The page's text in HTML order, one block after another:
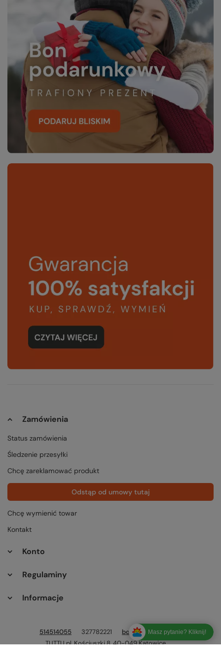
Zamówienia
Status zamówienia
Śledzenie przesyłki
Chcę zareklamować produkt
Odstąp od umowy tutaj
Chcę wymienić towar
Kontakt
Konto
Regulaminy
Informacje
514514055 327782221
bok@tuttu.pl
TUTTU.pl,Kościuszki 8,40-049Katowice
Masz pytanie? Kliknij!